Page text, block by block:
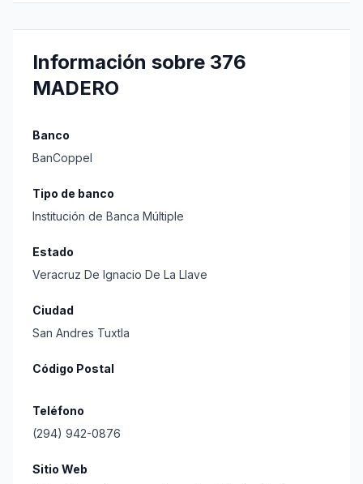
Información sobre 376
MADERO
Banco
BanCoppel
Tipo de banco
Institución de Banca Múltiple
Estado
Veracruz De Ignacio De La Llave
Ciudad
San Andres Tuxtla
Código Postal
Teléfono
(294) 942-0876
Sitio Web